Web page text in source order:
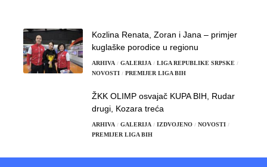
Kozlina Renata, Zoran i Jana – primjer
kuglaške porodice u regionu
ARHIVA GALERIJA
LIGA REPUBLIKE SRPSKE
NOVOSTI
PREMIJER LIGA BIH
ŽKK OLIMP osvajač KUPA BIH, Rudar
drugi, Kozara treća
ARHIVA GALERIJA IZDVOJENO
NOVOSTI
PREMIJER LIGA BIH